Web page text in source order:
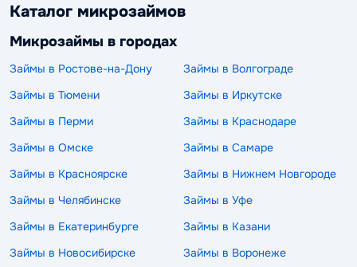
Каталог микрозаймов
Микрозаймы в городах
Займы в Ростове-на-Дону
Займы в Волгограде
Займы в Тюмени
Займы в Иркутске
Займы в Перми
Займы в Краснодаре
Займы в Омске
Займы в Самаре
Займы в Красноярске
Займы в Нижнем Новгороде
Займы в Челябинске
Займы в Уфе
Займы в Екатеринбурге
Займы в Казани
Займы в Новосибирске
Займы в Воронеже